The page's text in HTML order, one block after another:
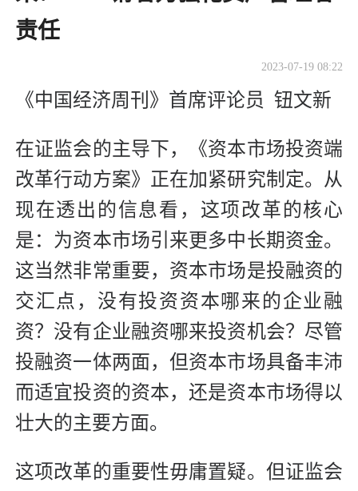
责任
2023-07-19 08:22
《中国经济周刊》首席评论员 钮文新
在证监会的主导下，《资本市场投资端
改革行动方案》正在加紧研究制定。从
现在透出的信息看，这项改革的核心
是：为资本市场引来更多中长期资金。
这当然非常重要，资本市场是投融资的
交汇点，没有投资资本哪来的企业融
资？没有企业融资哪来投资机会？尽管
投融资一体两面，但资本市场具备丰沛
而适宜投资的资本，还是资本市场得以
壮大的主要方面。
这项改革的重要性毋庸置疑。但证监会